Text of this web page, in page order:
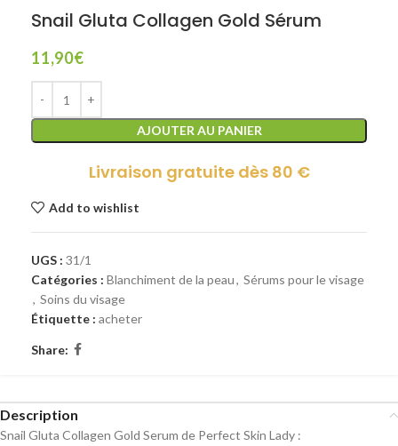
Snail Gluta Collagen Gold Sérum
11,90€
AJOUTER AU PANIER
Livraison gratuite dès 80 €
Add to wishlist
UGS : 31/1
Catégories : Blanchiment de la peau, Sérums pour le visage
, Soins du visage
Étiquette : acheter
Share:
Description
Snail Gluta Collagen Gold Serum de Perfect Skin Lady :